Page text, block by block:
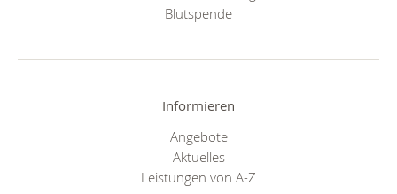
Blutspende
Informieren
Angebote
Aktuelles
Leistungen von A-Z